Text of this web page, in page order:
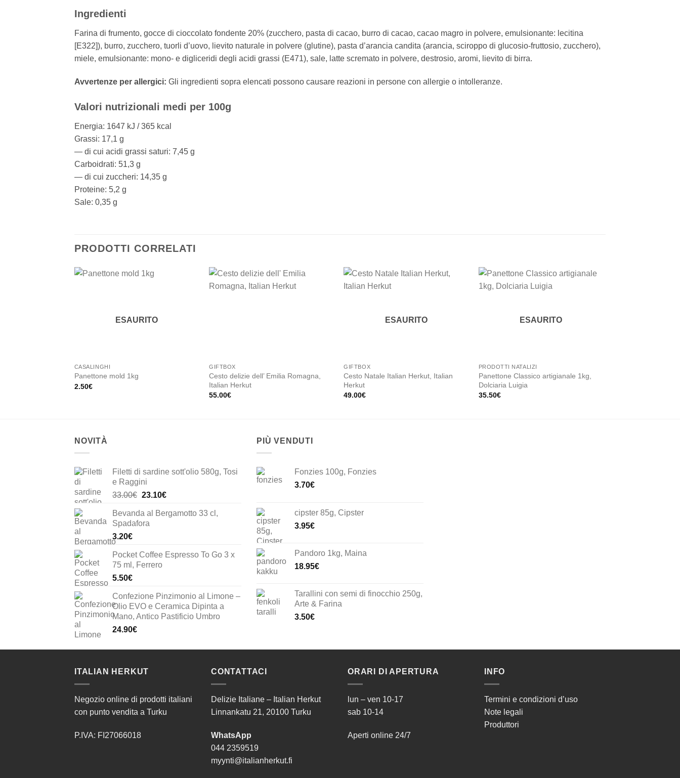
Ingredienti
Farina di frumento, gocce di cioccolato fondente 20% (zucchero, pasta di cacao, burro di cacao, cacao magro in polvere, emulsionante: lecitina
[E322]), burro, zucchero, tuorli d’uovo, lievito naturale in polvere (glutine), pasta d’arancia candita (arancia, sciroppo di glucosio-fruttosio, zucchero),
miele, emulsionante: mono- e digliceridi degli acidi grassi (E471), sale, latte scremato in polvere, destrosio, aromi, lievito di birra.
Avvertenze per allergici: Gli ingredienti sopra elencati possono causare reazioni in persone con allergie o intolleranze.
Valori nutrizionali medi per 100g
Energia: 1647 kJ / 365 kcal
Grassi: 17,1 g
— di cui acidi grassi saturi: 7,45 g
Carboidrati: 51,3 g
— di cui zuccheri: 14,35 g
Proteine: 5,2 g
Sale: 0,35 g
PRODOTTI CORRELATI
ESAURITO
CASALINGHI
Panettone mold 1kg
2.50€
GIFTBOX
Cesto delizie dell’ Emilia Romagna,
Italian Herkut
55.00€
ESAURITO
GIFTBOX
Cesto Natale Italian Herkut, Italian
Herkut
49.00€
ESAURITO
PRODOTTI NATALIZI
Panettone Classico artigianale 1kg,
Dolciaria Luigia
35.50€
NOVITÀ
Filetti di sardine sott'olio 580g, Tosi
e Raggini
33.00€ Il
originale
era:
23.10€Il
attuale
Bevanda al Bergamotto 33 cl,
Spadafora
3.20€
Pocket Coffee Espresso To Go 3 x
75 ml, Ferrero
5.50€
Confezione Pinzimonio al Limone –
Olio EVO e Ceramica Dipinta a
Mano, Antico Pastificio Umbro
24.90€
PIÙ VENDUTI
Fonzies 100g, Fonzies
3.70€
cipster 85g, Cipster
3.95€
Pandoro 1kg, Maina
18.95€
Tarallini con semi di finocchio 250g,
Arte & Farina
3.50€
ITALIAN HERKUT
Negozio online di prodotti italiani
con punto vendita a Turku
P.IVA: FI27066018
CONTATTACI
Delizie Italiane – Italian Herkut
Linnankatu 21, 20100 Turku
WhatsApp
044 2359519
myynti@italianherkut.fi
ORARI DI APERTURA
lun – ven 10-17
sab 10-14
Aperti online 24/7
INFO
Termini e condizioni d’uso
Note legali
Produttori